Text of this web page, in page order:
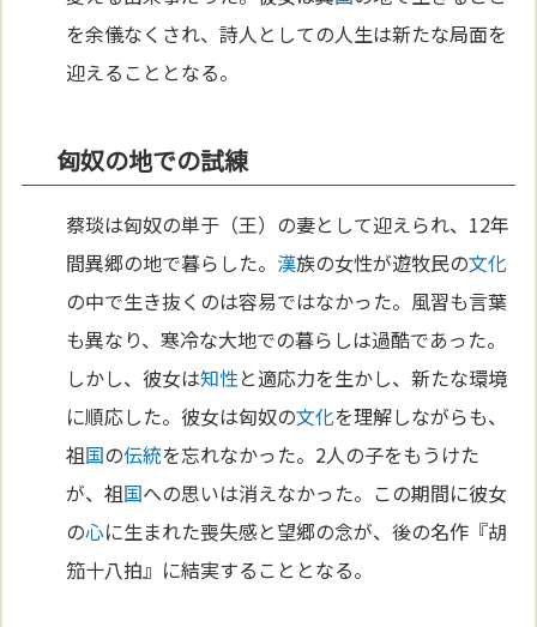
を余儀なくされ、詩人としての人生は新たな局面を
迎えることとなる。
匈奴の地での試練
蔡琰は匈奴の単于（王）の妻として迎えられ、12年
間異郷の地で暮らした。 漢族の女性が遊牧民の文化
の中で生き抜くのは容易ではなかった。風習も言葉
も異なり、寒冷な大地での暮らしは過酷であった。
しかし、彼女は知性と適応力を生かし、新たな環境
に順応した。彼女は匈奴の文化を理解しながらも、
祖国の伝統を忘れなかった。2人の子をもうけた
が、祖国への思いは消えなかった。この期間に彼女
の心に生まれた喪失感と望郷の念が、後の名作『胡
笳十八拍』に結実することとなる。